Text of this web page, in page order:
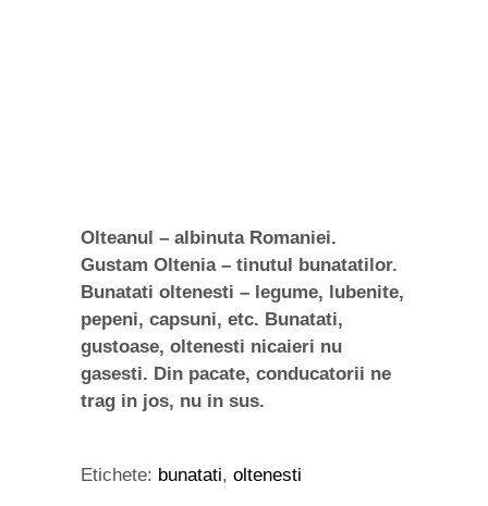
Olteanul – albinuta Romaniei.
Gustam Oltenia – tinutul bunatatilor.
Bunatati oltenesti – legume, lubenite,
pepeni, capsuni, etc. Bunatati,
gustoase, oltenesti nicaieri nu
gasesti. Din pacate, conducatorii ne
trag in jos, nu in sus.
Etichete: bunatati, oltenesti